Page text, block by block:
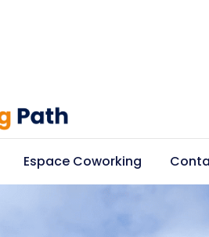
Espace Coworking